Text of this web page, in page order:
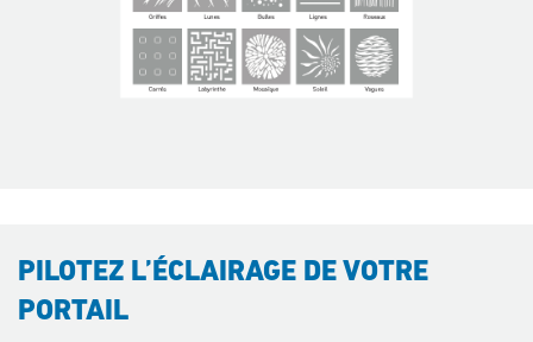
PILOTEZ L’ÉCLAIRAGE DE VOTRE
PORTAIL